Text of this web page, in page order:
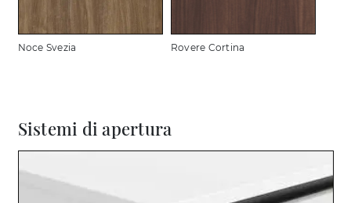
Noce Svezia Rovere Cortina
Sistemi di apertura